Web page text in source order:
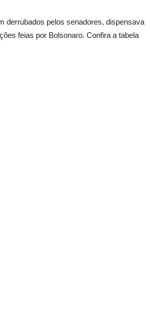
derrubados pelos senadores, dispensava
feias por Bolsonaro. Confira a tabela